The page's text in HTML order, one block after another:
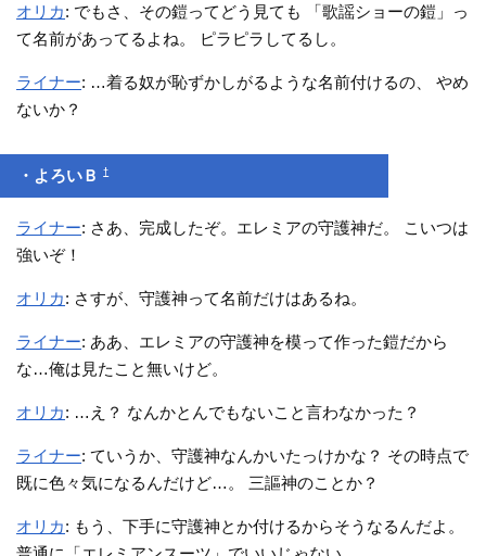
オリカ: でもさ、その鎧ってどう見ても 「歌謡ショーの鎧」っ
て名前があってるよね。 ピラピラしてるし。
ライナー: …着る奴が恥ずかしがるような名前付けるの、 やめ
ないか？
・よろいＢ†
ライナー: さあ、完成したぞ。エレミアの守護神だ。 こいつは
強いぞ！
オリカ: さすが、守護神って名前だけはあるね。
ライナー: ああ、エレミアの守護神を模って作った鎧だから
な…俺は見たこと無いけど。
オリカ: …え？ なんかとんでもないこと言わなかった？
ライナー: ていうか、守護神なんかいたっけかな？ その時点で
既に色々気になるんだけど…。 三謳神のことか？
オリカ: もう、下手に守護神とか付けるからそうなるんだよ。